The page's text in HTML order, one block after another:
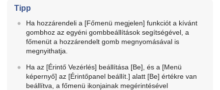
Tipp
Ha hozzárendeli a [Főmenü megjelen] funkciót a kívánt
gombhoz az egyéni gombbeállítások segítségével, a
főmenüt a hozzárendelt gomb megnyomásával is
megnyithatja.
Ha az [Érintő Vezérlés] beállítása [Be] , és a [Menü
képernyő] az [Érintőpanel beállít.] alatt [Be] értékre van
beállítva, a főmenü ikonjainak megérintésével